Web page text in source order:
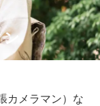
カメラマン）な